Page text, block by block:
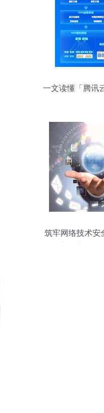
一文读懂「腾讯
筑牢网络技术安